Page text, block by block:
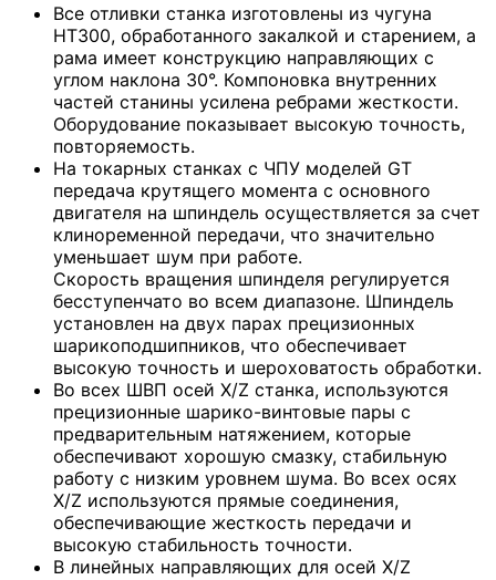
Все отливки станка изготовлены из чугуна
HT300, обработанного закалкой и старением, а
рама имеет конструкцию направляющих с
углом наклона 30°. Компоновка внутренних
частей станины усилена ребрами жесткости.
Оборудование показывает высокую точность,
повторяемость.
На токарных станках с ЧПУ моделей GT
передача крутящего момента с основного
двигателя на шпиндель осуществляется за счет
клиноременной передачи, что значительно
уменьшает шум при работе.
Скорость вращения шпинделя регулируется
бесступенчато во всем диапазоне. Шпиндель
установлен на двух парах прецизионных
шарикоподшипников, что обеспечивает
высокую точность и шероховатость обработки.
Во всех ШВП осей X/Z станка, используются
прецизионные шарико-винтовые пары с
предварительным натяжением, которые
обеспечивают хорошую смазку, стабильную
работу с низким уровнем шума. Во всех осях
X/Z используются прямые соединения,
обеспечивающие жесткость передачи и
высокую стабильность точности.
В линейных направляющих для осей X/Z